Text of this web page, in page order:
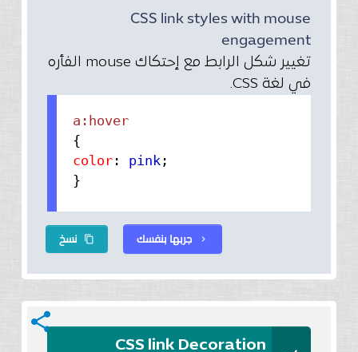
CSS link styles with mouse
engagement
تغيير شكل الرابط مع إحتكاك mouse الفأره
في لغة CSS.
{
color : pink ;
}
نسخ content_copy جربها بنفسك chevron_right
share
CSS link Decoration